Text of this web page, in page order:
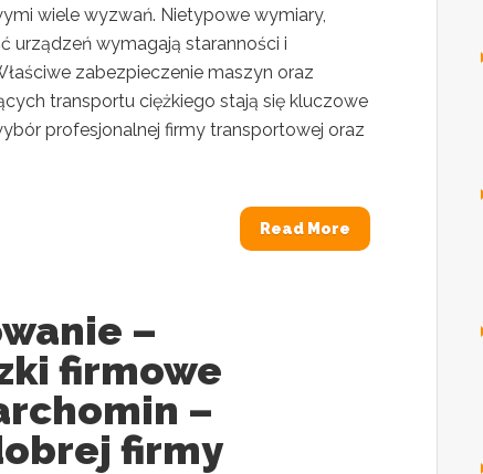
wiele wyzwań. Nietypowe wymiary,
urządzeń wymagają staranności i
zabezpieczenie maszyn oraz
transportu ciężkiego stają się kluczowe
profesjonalnej firmy transportowej oraz
Read More
–
firmowe
–
firmy